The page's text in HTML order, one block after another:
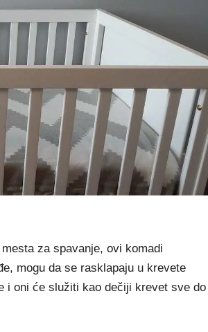
za spavanje, ovi komadi
mogu da se rasklapaju u krevete
i oni će služiti kao dečiji krevet sve do